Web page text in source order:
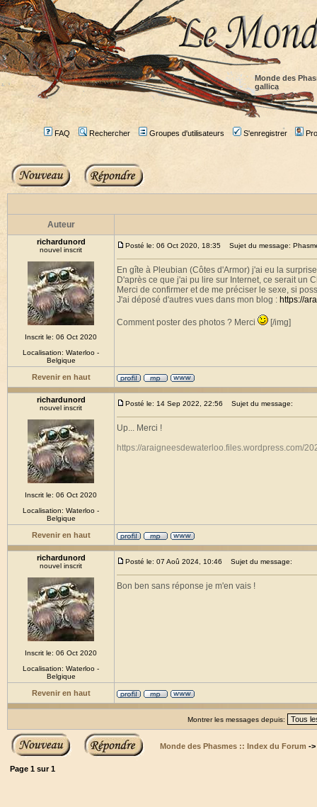
Monde des
gallica
FAQ Rechercher Groupes d'utilisateurs S'enregistrer
Auteur
richardunord
nouvel inscrit
Inscrit le: 06 Oct 2020
Localisation: Waterloo -
Belgique
Posté le: 06 Oct 2020, 18:35 Sujet du message:
En gîte à Pleubian (Côtes d'Armor) j'ai eu la
D'après ce que j'ai pu lire sur Internet, ce serait un
Merci de confirmer et de me préciser le sexe, si
J'ai déposé d'autres vues dans mon blog : https://
Comment poster des photos ? Merci [/img]
Revenir en haut
richardunord
nouvel inscrit
Inscrit le: 06 Oct 2020
Localisation: Waterloo -
Belgique
Posté le: 14 Sep 2022, 22:56 Sujet du message:
Up... Merci !
https://araigneesdewaterloo.files.wordpress.com/
Revenir en haut
richardunord
nouvel inscrit
Inscrit le: 06 Oct 2020
Localisation: Waterloo -
Belgique
Posté le: 07 Aoû 2024, 10:46 Sujet du message:
Bon ben sans réponse je m'en vais !
Revenir en haut
Montrer les messages depuis:
Monde des Phasmes :: Index du Forum ->
Page 1 sur1